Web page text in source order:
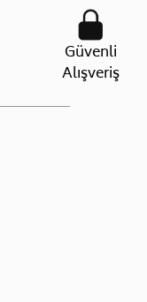
Güvenli
Alışveriş